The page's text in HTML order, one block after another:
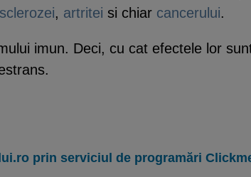
, artritei si chiar cancerului.
imun. Deci, cu cat efectele lor
prin serviciul de programări